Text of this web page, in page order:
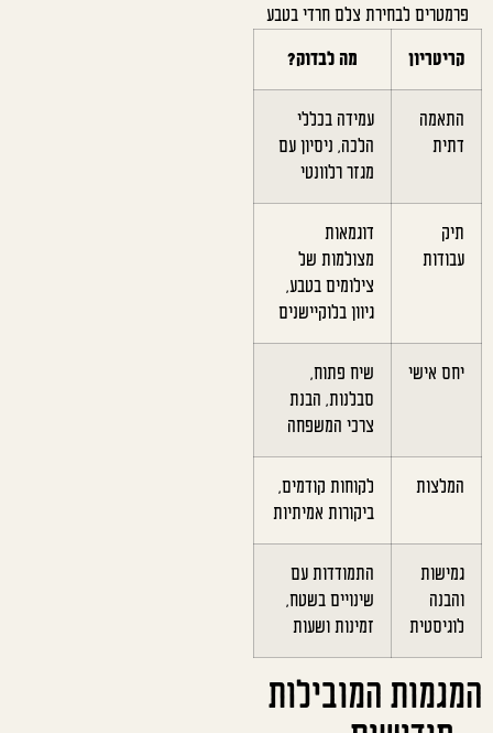
פרמטרים לבחירת צלם חרדי בטבע
קריטריון מה לבדוק?
התאמה
דתית
עמידה בכללי
הלכה, ניסיון עם
מגזר רלוונטי
תיק
עבודות
דוגמאות
מצולמות של
צילומים בטבע,
גיוון בלוקיישנים
יחס אישי
שיח פתוח,
סבלנות, הבנת
צרכי המשפחה
המלצות
לקוחות קודמים,
ביקורות אמיתיות
גמישות
והבנה
לוגיסטית
התמודדות עם
שינויים בשטח,
זמינות ושעות
המגמות המובילות